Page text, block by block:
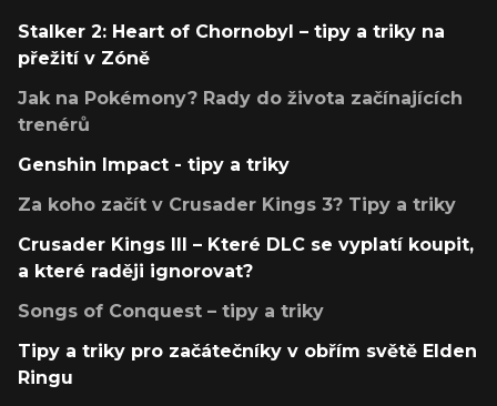
Stalker 2: Heart of Chornobyl – tipy a triky na
přežití v Zóně
Jak na Pokémony? Rady do života začínajících
trenérů
Genshin Impact - tipy a triky
Za koho začít v Crusader Kings 3? Tipy a triky
Crusader Kings III – Které DLC se vyplatí koupit,
a které raději ignorovat?
Songs of Conquest – tipy a triky
Tipy a triky pro začátečníky v obřím světě Elden
Ringu